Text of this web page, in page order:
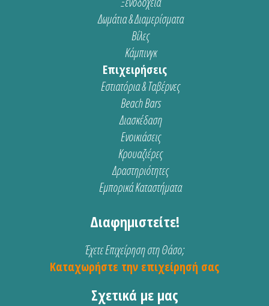
Δωμάτια & Διαμερίσματα
Βίλες
Κάμπινγκ
Επιχειρήσεις
Εστιατόρια & Ταβέρνες
Beach Bars
Διασκέδαση
Ενοικιάσεις
Κρουαζιέρες
Δραστηριότητες
Εμπορικά Καταστήματα
Διαφημιστείτε!
Έχετε Επιχείρηση στη Θάσο;
Καταχωρήστε την επιχείρησή σας
Σχετικά με μας